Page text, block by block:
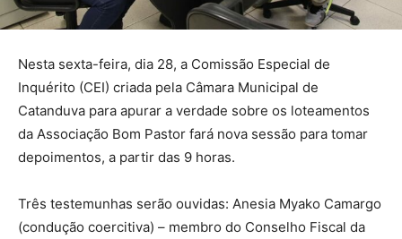
Nesta sexta-feira, dia 28, a Comissão Especial de
Inquérito (CEI) criada pela Câmara Municipal de
Catanduva para apurar a verdade sobre os loteamentos
da Associação Bom Pastor fará nova sessão para tomar
depoimentos, a partir das 9 horas.
Três testemunhas serão ouvidas: Anesia Myako Camargo
(condução coercitiva) – membro do Conselho Fiscal da